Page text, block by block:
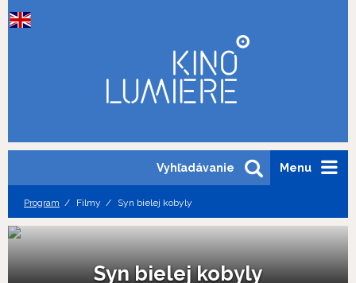
Menu
Vyhľadávanie
Program Filmy Syn bielej kobyly
Syn bielej kobyly